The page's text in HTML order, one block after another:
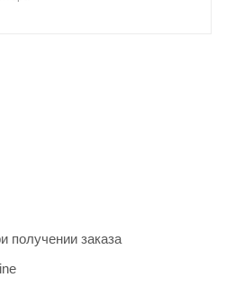
получении заказа